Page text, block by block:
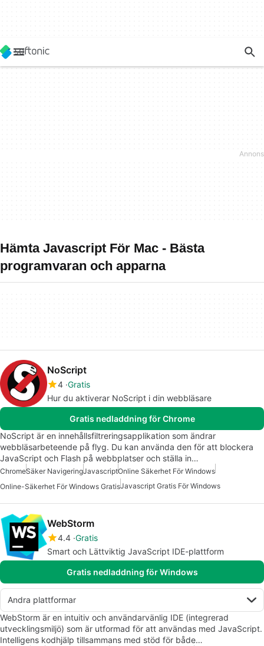
Hämta Javascript För Mac - Bästa
programvaran och apparna
NoScript
4 Gratis
Hur du aktiverar NoScript i din webbläsare
Gratis nedladdning för Chrome
NoScript är en innehållsfiltreringsapplikation som ändrar
webbläsarbeteende på flyg. Du kan använda den för att blockera
JavaScript och Flash på webbplatser och ställa in…
ChromeSäker NavigeringJavascriptOnline Säkerhet För Windows
Online-Säkerhet För Windows GratisJavascript Gratis För Windows
WebStorm
4.4 Gratis
Smart och Lättviktig JavaScript IDE-plattform
Gratis nedladdning för Windows
Andra plattformar
WebStorm är en intuitiv och användarvänlig IDE (integrerad
utvecklingsmiljö) som är utformad för att användas med JavaScript.
Intelligens kodhjälp tillsammans med stöd för både…